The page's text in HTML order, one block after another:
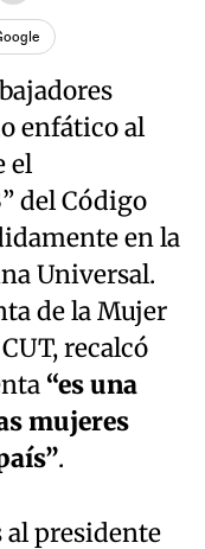
enfático al
el
del Código
en la
Universal.
de la Mujer
recalcó
“es una
mujeres
.
al presidente